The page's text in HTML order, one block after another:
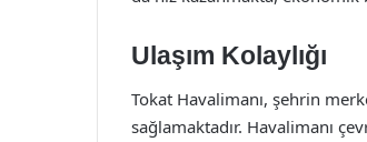
Ulaşım Kolaylığı
Tokat Havalimanı, şehrin
sağlamaktadır. Havalimanı